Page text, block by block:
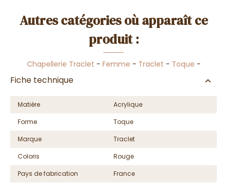
Autres catégories où apparaît ce
produit :
Chapellerie Traclet - Femme - Traclet - Toque -
Fiche technique
Matière
Acrylique
Forme
Toque
Marque
Traclet
Coloris
Rouge
Pays de fabrication
France